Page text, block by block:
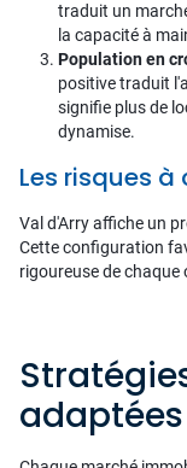
traduit un
la capacité à
Population en
positive traduit
signifie plus de
dynamise.
Les risques
Val d'Arry affiche un
Cette configuration
rigoureuse de